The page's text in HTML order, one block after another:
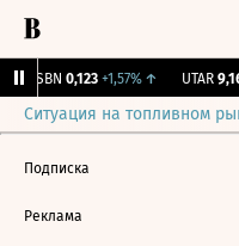
USBN 0,123 +1,57%↑ UTAR 9,16
Ситуация на топливном
Подписка
Реклама